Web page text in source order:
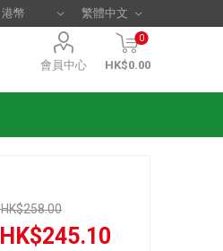
會員中心
0
HK$0.00
HK$258.00
HK$245.10